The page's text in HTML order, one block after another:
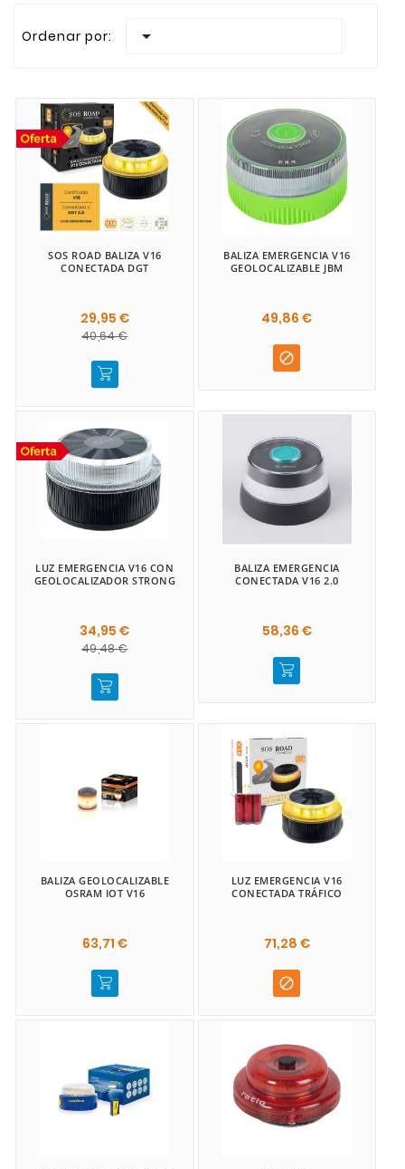
Ordenar por:

SOS ROAD BALIZA V16
CONECTADA DGT
29,95 €
40,64 €
BALIZA EMERGENCIA V16
GEOLOCALIZABLE JBM
49,86 €

LUZ EMERGENCIA V16 CON
GEOLOCALIZADOR STRONG
34,95 €
49,48 €
BALIZA EMERGENCIA
CONECTADA V16 2.0
58,36 €
BALIZA GEOLOCALIZABLE
OSRAM IOT V16
63,71 €
LUZ EMERGENCIA V16
CONECTADA TRÁFICO
71,28 €
